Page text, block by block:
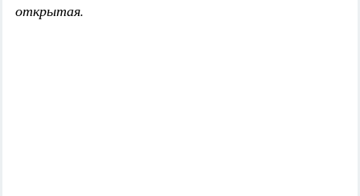
открытая.